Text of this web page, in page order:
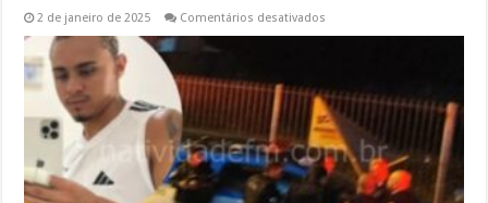
2 de janeiro de 2025 Comentários desativados
registra
o
primeiro
homicídio
do
ano